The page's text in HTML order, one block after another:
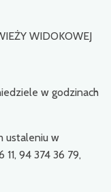
WIDOKOWEJ
w godzinach
ustaleniu w
94 374 36 79,